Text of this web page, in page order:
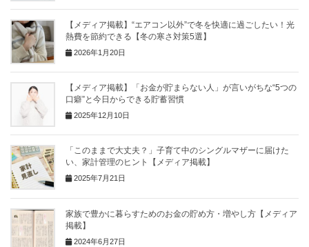
【メディア掲載】“エアコン以外”で冬を快適に過ごしたい！光
熱費を節約できる【冬の寒さ対策5選】
2026年1月20日
【メディア掲載】「お金が貯まらない人」が言いがちな“5つの
口癖”と今日からできる貯蓄習慣
2025年12月10日
「このままで大丈夫？」子育て中のシングルマザーに届けた
い、家計管理のヒント【メディア掲載】
2025年7月21日
家族で豊かに暮らすためのお金の貯め方・増やし方【メディア
掲載】
2024年6月27日